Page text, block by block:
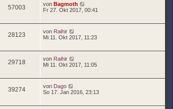
57003 von Bagmoth
Fr 27. Okt 2017, 00:41
28123 von Raihir
Mi 11. Okt 2017, 11:23
29718 von Raihir
Mi 11. Okt 2017, 11:05
39274 von Dago
So 17. Jan 2016, 23:13